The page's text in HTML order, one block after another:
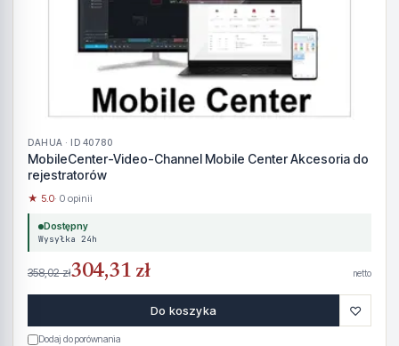
DAHUA · ID 40780
MobileCenter-Video-Channel Mobile Center Akcesoria do
rejestratorów
★ 5.0· 0 opinii
Dostępny
Wysyłka 24h
358,02 zł304,31 zł netto
Do koszyka ♡
Dodaj do porównania